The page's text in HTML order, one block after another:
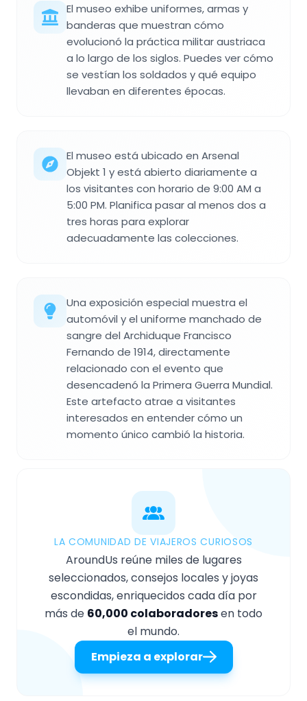
El museo exhibe uniformes, armas y
banderas que muestran cómo
evolucionó la práctica militar austriaca
a lo largo de los siglos. Puedes ver cómo
se vestían los soldados y qué equipo
llevaban en diferentes épocas.
El museo está ubicado en Arsenal
Objekt 1 y está abierto diariamente a
los visitantes con horario de 9:00 AM a
5:00 PM. Planifica pasar al menos dos a
tres horas para explorar
adecuadamente las colecciones.
Una exposición especial muestra el
automóvil y el uniforme manchado de
sangre del Archiduque Francisco
Fernando de 1914, directamente
relacionado con el evento que
desencadenó la Primera Guerra Mundial.
Este artefacto atrae a visitantes
interesados en entender cómo un
momento único cambió la historia.
LA COMUNIDAD DE VIAJEROS CURIOSOS
AroundUs reúne miles de lugares
seleccionados, consejos locales y joyas
escondidas, enriquecidos cada día por
más de 60,000 colaboradoresen todo
el mundo.
Empieza a explorar